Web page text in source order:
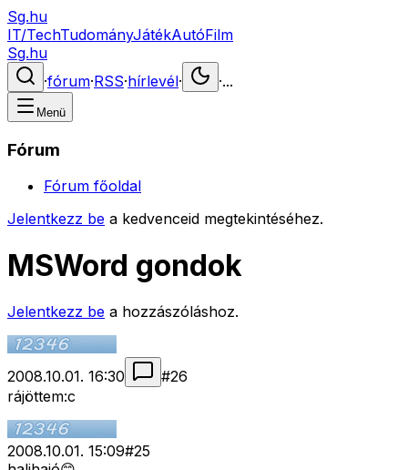
Sg.hu
IT/TechTudományJátékAutóFilm
Sg.hu
·fórum·RSS·hírlevél· ·...
Menü
Fórum
Fórum főoldal
Jelentkezz be a kedvenceid megtekintéséhez.
MSWord gondok
Jelentkezz be a hozzászóláshoz.
2008.10.01. 16:30 #26
rájöttem:c
2008.10.01. 15:09#25